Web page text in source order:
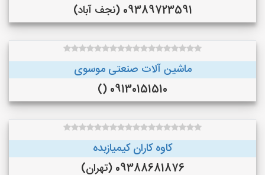
09389723591 (نجف‌ آباد)
ماشین آلات صنعتی موسوی
09130151510 ()
کاوه کاران کیمیازبده
09388681876 (تهران)